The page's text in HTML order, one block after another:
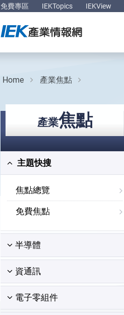
免費專區 IEKTopics IEKView
Home 產業焦點
產業焦點
主題快搜
焦點總覽
免費焦點
半導體
資通訊
電子零組件